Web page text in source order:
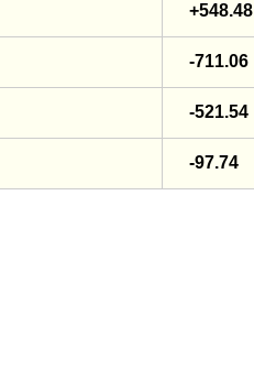
+548.48
-711.06
-521.54
-97.74